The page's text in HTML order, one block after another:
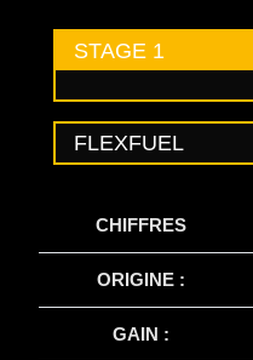
STAGE 1
FLEXFUEL
CHIFFRES
ORIGINE :
GAIN :